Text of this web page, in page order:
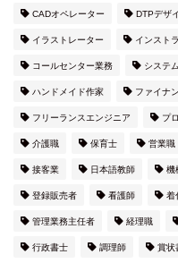
CADオペレーター DTPデザ
イラストレーター インスト
コールセンター業務 システ
ハンドメイド作家 ファイナ
フリーランスエンジニア プ
介護職 保育士 営業職
接客業 日本語教師 機
登録販売者 看護師 着
管理業務主任者 経理職
行政書士 調理師 賞状